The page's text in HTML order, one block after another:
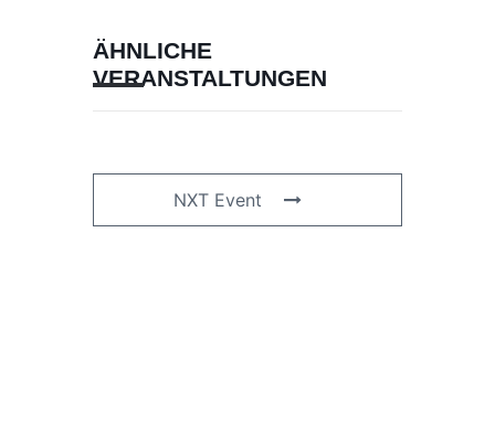
ÄHNLICHE
VERANSTALTUNGEN
NXT Event